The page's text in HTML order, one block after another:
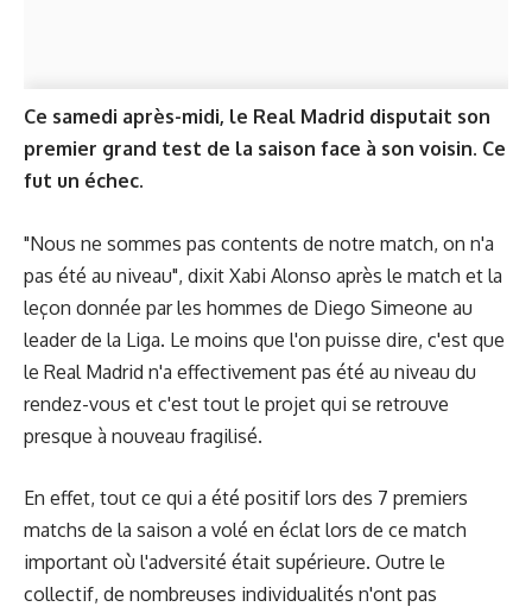
Ce samedi après-midi, le Real Madrid disputait son
premier grand test de la saison face à son voisin. Ce
fut un échec.
"Nous ne sommes pas contents de notre match, on n'a
pas été au niveau", dixit Xabi Alonso après le match et la
leçon donnée par les hommes de Diego Simeone au
leader de la Liga. Le moins que l'on puisse dire, c'est que
le Real Madrid n'a effectivement pas été au niveau du
rendez-vous et c'est tout le projet qui se retrouve
presque à nouveau fragilisé.
En effet, tout ce qui a été positif lors des 7 premiers
matchs de la saison a volé en éclat lors de ce match
important où l'adversité était supérieure. Outre le
collectif, de nombreuses individualités n'ont pas